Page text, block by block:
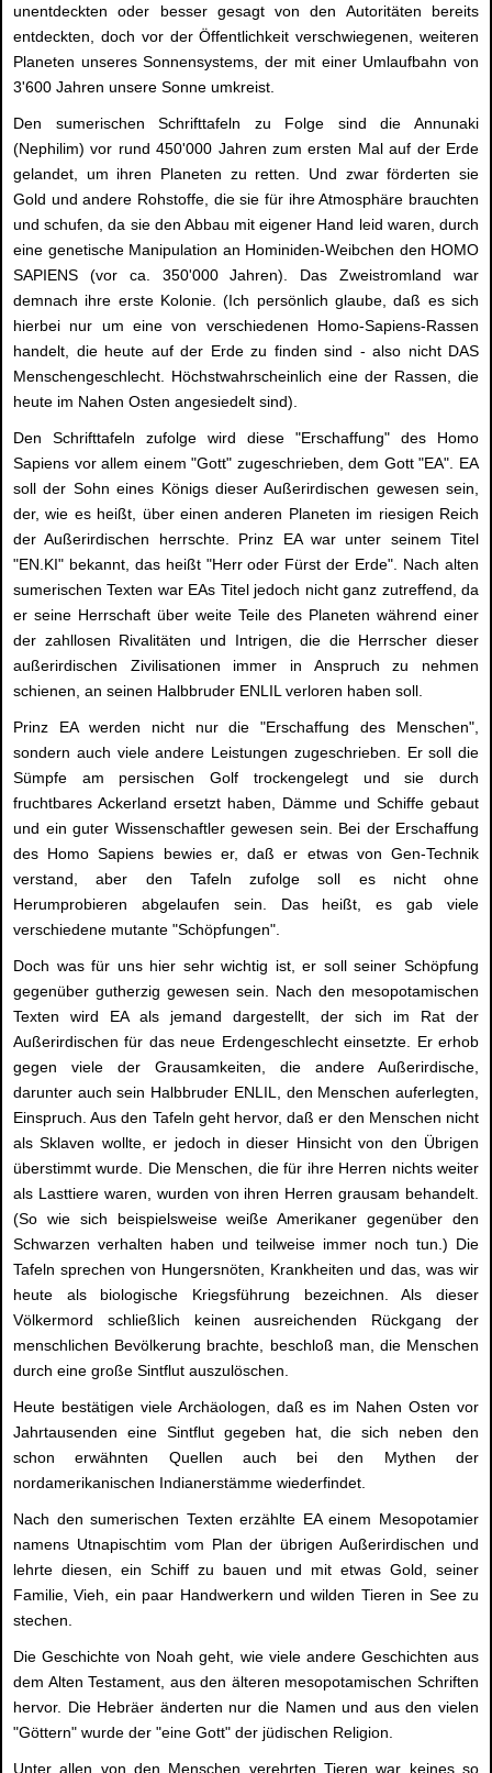
unentdeckten oder besser gesagt von den Autoritäten bereits
entdeckten, doch vor der Öffentlichkeit verschwiegenen, weiteren
Planeten unseres Sonnensystems, der mit einer Umlaufbahn von
3'600 Jahren unsere Sonne umkreist.
Den sumerischen Schrifttafeln zu Folge sind die Annunaki
(Nephilim) vor rund 450'000 Jahren zum ersten Mal auf der Erde
gelandet, um ihren Planeten zu retten. Und zwar förderten sie
Gold und andere Rohstoffe, die sie für ihre Atmosphäre brauchten
und schufen, da sie den Abbau mit eigener Hand leid waren, durch
eine genetische Manipulation an Hominiden-Weibchen den HOMO
SAPIENS (vor ca. 350'000 Jahren). Das Zweistromland war
demnach ihre erste Kolonie. (Ich persönlich glaube, daß es sich
hierbei nur um eine von verschiedenen Homo-Sapiens-Rassen
handelt, die heute auf der Erde zu finden sind - also nicht DAS
Menschengeschlecht. Höchstwahrscheinlich eine der Rassen, die
heute im Nahen Osten angesiedelt sind).
Den Schrifttafeln zufolge wird diese "Erschaffung" des Homo
Sapiens vor allem einem "Gott" zugeschrieben, dem Gott "EA". EA
soll der Sohn eines Königs dieser Außerirdischen gewesen sein,
der, wie es heißt, über einen anderen Planeten im riesigen Reich
der Außerirdischen herrschte. Prinz EA war unter seinem Titel
"EN.KI" bekannt, das heißt "Herr oder Fürst der Erde". Nach alten
sumerischen Texten war EAs Titel jedoch nicht ganz zutreffend, da
er seine Herrschaft über weite Teile des Planeten während einer
der zahllosen Rivalitäten und Intrigen, die die Herrscher dieser
außerirdischen Zivilisationen immer in Anspruch zu nehmen
schienen, an seinen Halbbruder ENLIL verloren haben soll.
Prinz EA werden nicht nur die "Erschaffung des Menschen",
sondern auch viele andere Leistungen zugeschrieben. Er soll die
Sümpfe am persischen Golf trockengelegt und sie durch
fruchtbares Ackerland ersetzt haben, Dämme und Schiffe gebaut
und ein guter Wissenschaftler gewesen sein. Bei der Erschaffung
des Homo Sapiens bewies er, daß er etwas von Gen-Technik
verstand, aber den Tafeln zufolge soll es nicht ohne
Herumprobieren abgelaufen sein. Das heißt, es gab viele
verschiedene mutante "Schöpfungen".
Doch was für uns hier sehr wichtig ist, er soll seiner Schöpfung
gegenüber gutherzig gewesen sein. Nach den mesopotamischen
Texten wird EA als jemand dargestellt, der sich im Rat der
Außerirdischen für das neue Erdengeschlecht einsetzte. Er erhob
gegen viele der Grausamkeiten, die andere Außerirdische,
darunter auch sein Halbbruder ENLIL, den Menschen auferlegten,
Einspruch. Aus den Tafeln geht hervor, daß er den Menschen nicht
als Sklaven wollte, er jedoch in dieser Hinsicht von den Übrigen
überstimmt wurde. Die Menschen, die für ihre Herren nichts weiter
als Lasttiere waren, wurden von ihren Herren grausam behandelt.
(So wie sich beispielsweise weiße Amerikaner gegenüber den
Schwarzen verhalten haben und teilweise immer noch tun.) Die
Tafeln sprechen von Hungersnöten, Krankheiten und das, was wir
heute als biologische Kriegsführung bezeichnen. Als dieser
Völkermord schließlich keinen ausreichenden Rückgang der
menschlichen Bevölkerung brachte, beschloß man, die Menschen
durch eine große Sintflut auszulöschen.
Heute bestätigen viele Archäologen, daß es im Nahen Osten vor
Jahrtausenden eine Sintflut gegeben hat, die sich neben den
schon erwähnten Quellen auch bei den Mythen der
nordamerikanischen Indianerstämme wiederfindet.
Nach den sumerischen Texten erzählte EA einem Mesopotamier
namens Utnapischtim vom Plan der übrigen Außerirdischen und
lehrte diesen, ein Schiff zu bauen und mit etwas Gold, seiner
Familie, Vieh, ein paar Handwerkern und wilden Tieren in See zu
stechen.
Die Geschichte von Noah geht, wie viele andere Geschichten aus
dem Alten Testament, aus den älteren mesopotamischen Schriften
hervor. Die Hebräer änderten nur die Namen und aus den vielen
"Göttern" wurde der "eine Gott" der jüdischen Religion.
Unter allen von den Menschen verehrten Tieren war keines so